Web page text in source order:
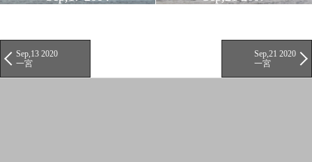
Sep,13 2020
一宮
Sep,21 2020
一宮